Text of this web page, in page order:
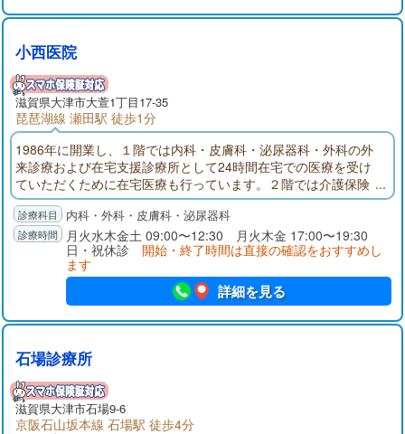
小西医院
滋賀県大津市大萱1丁目17-35
琵琶湖線 瀬田駅 徒歩1分
1986年に開業し、１階では内科・皮膚科・泌尿器科・外科の外
来診療および在宅支援診療所として24時間在宅での医療を受け
ていただくために在宅医療も行っています。２階では介護保険
による通所介護事業として、医療法人輝生会老人デイサービス
を開設しています。また、在宅での介護をお手伝いするため介
護保険事業も行っております。
内科・外科・皮膚科・泌尿器科
月火水木金土 09:00〜12:30 月火木金 17:00〜19:30
日・祝休診 開始・終了時間は直接の確認をおすすめし
ます
詳細を見る
石場診療所
滋賀県大津市石場9-6
京阪石山坂本線 石場駅 徒歩4分